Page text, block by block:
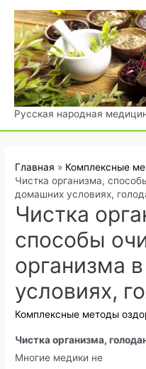
Перейти
содержимому
Русская народная
Главная
Комплексные
Чистка организма,
домашних условиях,
Чистка
способы
организма
условиях,
Комплексные методы
Чистка организма,
Многие медики не